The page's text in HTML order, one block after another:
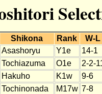
Shikona Rank
W-L
Asashoryu Y1e
14-1
Tochiazuma O1e
2-2-
Hakuho K1w
9-6
Tochinonada M17w 7-8